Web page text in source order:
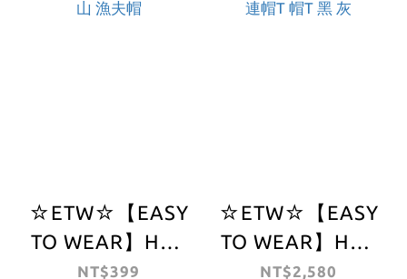
☆ETW☆【EASY
TO WEAR】HUF
ABBOTT FISHING
NT$399
☆ETW☆【EASY
TO WEAR】HUF
ESSENTIALS BOX
NT$2,580